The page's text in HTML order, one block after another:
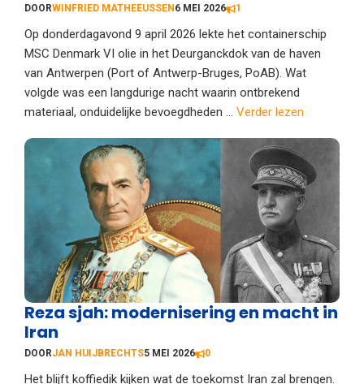
DOORWINFRIED MATHEEUSSEN 6 MEI 2026 1
Op donderdagavond 9 april 2026 lekte het containerschip
MSC Denmark VI olie in het Deurganckdok van de haven
van Antwerpen (Port of Antwerp-Bruges, PoAB). Wat
volgde was een langdurige nacht waarin ontbrekend
materiaal, onduidelijke bevoegdheden ... Verder lezen
Reza sjah: modernisering en macht in
Iran
DOORJAN HUIJBRECHTS5 MEI 2026 0
Het blijft koffiedik kijken wat de toekomst Iran zal brengen.